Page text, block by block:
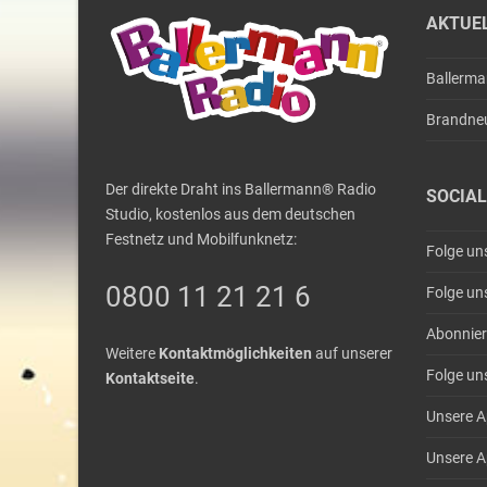
Der direkte Draht ins Ballermann® Radio
Studio, kostenlos aus dem deutschen
Festnetz und Mobilfunknetz:
0800 11 21 21 6
Weitere Kontaktmöglichkeiten auf unserer
Kontaktseite.
Folge
Folge
Folge
Unsere
Unsere